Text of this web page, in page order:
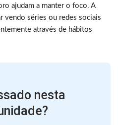
ajudam a manter o foco. A
vendo séries ou redes sociais
através de hábitos
nesta